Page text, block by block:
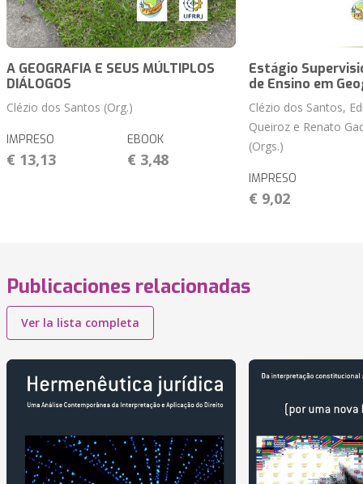
A GEOGRAFIA E SEUS MÚLTIPLOS
DIÁLOGOS
Clézio dos Santos (Org.)
IMPRESO
€ 13,13
EBOOK
€ 3,48
Estágio
de Ensino em
Clézio dos Santos,
Queiroz e Renato
(Orgs.)
IMPRESO
€ 9,02
Publicaciones relacionadas
Ver la lista completa